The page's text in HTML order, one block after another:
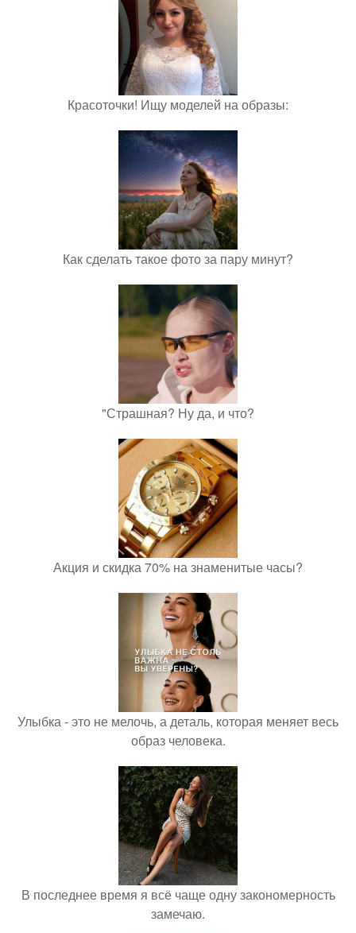
Красоточки! Ищу моделей на образы:
Как сделать такое фото за пару минут?
"Страшная? Ну да, и что?
Акция и скидка 70% на знаменитые часы?
Улыбка - это не мелочь, а деталь, которая меняет весь
образ человека.
В последнее время я всё чаще одну закономерность
замечаю.